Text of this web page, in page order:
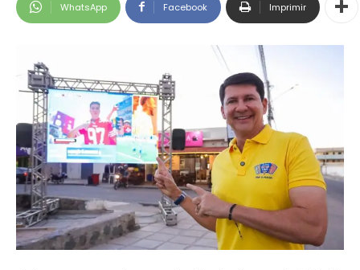
WhatsApp Facebook Imprimir